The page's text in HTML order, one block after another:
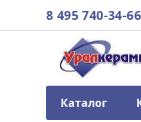
8 495 740-34-66
Каталог